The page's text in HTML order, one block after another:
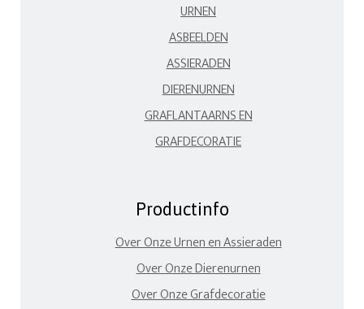
URNEN
ASBEELDEN
ASSIERADEN
DIERENURNEN
GRAFLANTAARNS EN
GRAFDECORATIE
Productinfo
Over Onze Urnen en Assieraden
Over Onze Dierenurnen
Over Onze Grafdecoratie